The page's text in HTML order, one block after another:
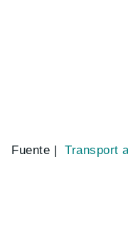
Fuente |Transport